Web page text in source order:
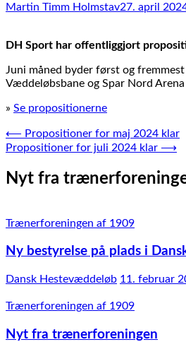
Martin Timm Holmstav27. april
DH Sport har offentliggjort
Juni måned byder først og
Væddeløbsbane og Spar Nord
» Se propositionerne
Indlægsnavigation
⟵ Propositioner for maj 2024 klar
Propositioner for juli 2024 klar ⟶
Nyt fra
Trænerforeningen af 1909
Ny bestyrelse på plads i
Dansk Hestevæddeløb 11. februar
Trænerforeningen af 1909
Nyt fra trænerforeningen